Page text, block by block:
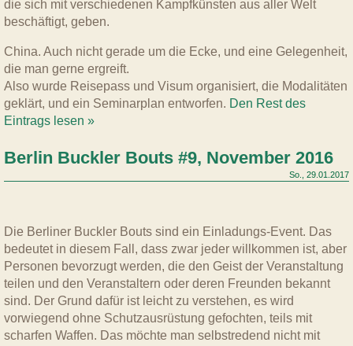
die sich mit verschiedenen Kampfkünsten aus aller Welt
beschäftigt, geben.
China. Auch nicht gerade um die Ecke, und eine Gelegenheit,
die man gerne ergreift.
Also wurde Reisepass und Visum organisiert, die Modalitäten
geklärt, und ein Seminarplan entworfen. Den Rest des
Eintrags lesen »
Berlin Buckler Bouts #9, November 2016
So., 29.01.2017
Die Berliner Buckler Bouts sind ein Einladungs-Event. Das
bedeutet in diesem Fall, dass zwar jeder willkommen ist, aber
Personen bevorzugt werden, die den Geist der Veranstaltung
teilen und den Veranstaltern oder deren Freunden bekannt
sind. Der Grund dafür ist leicht zu verstehen, es wird
vorwiegend ohne Schutzausrüstung gefochten, teils mit
scharfen Waffen. Das möchte man selbstredend nicht mit